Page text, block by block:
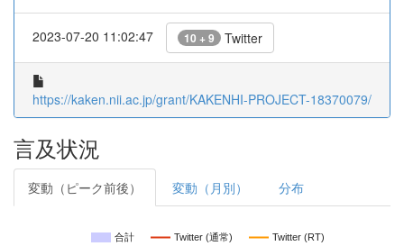
2023-07-20 11:02:47 10 + 9 Twitter
https://kaken.nii.ac.jp/grant/KAKENHI-PROJECT-18370079/
言及状況
変動（ピーク前後） 変動（月別） 分布
合計 Twitter (通常) Twitter (RT)